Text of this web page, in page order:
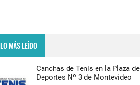
LO MÁS LEÍDO
Canchas de Tenis en la Plaza de
Deportes Nº 3 de Montevideo